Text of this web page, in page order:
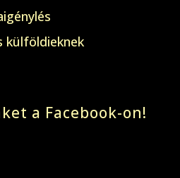
külföldieknek
a Facebook-on!